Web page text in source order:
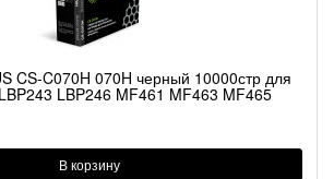
CS-C070H 070H черный 10000стр для
LBP246 MF461 MF463 MF465
В корзину